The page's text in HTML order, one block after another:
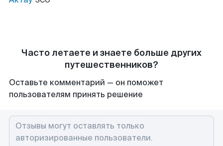
Часто летаете и знаете больше других
путешественников?
Оставьте комментарий — он поможет
пользователям принять решение